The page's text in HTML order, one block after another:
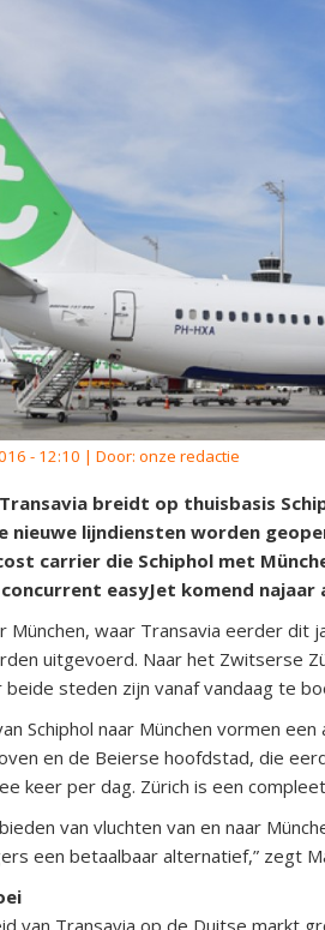
- 12:10 | Door: onze redactie
Transavia breidt op thuisbasis
nieuwe lijndiensten worden
carrier die Schiphol met
easyJet komend najaar
München, waar Transavia eerder
uitgevoerd. Naar het Zwitserse
beide steden zijn vanaf vandaag te
Schiphol naar München vormen
en de Beierse hoofdstad, die
keer per dag. Zürich is een
van vluchten van en naar
een betaalbaar alternatief,” zegt
van Transavia op de Duitse markt